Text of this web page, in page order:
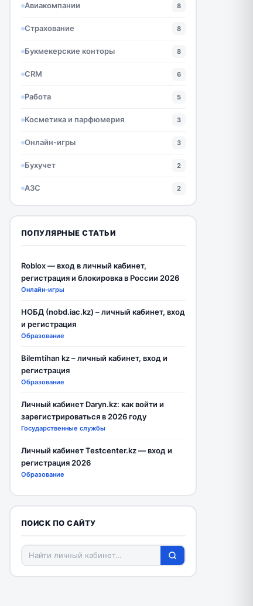
Авиакомпании 8
Страхование 8
Букмекерские конторы 8
CRM 6
Работа 5
Косметика и парфюмерия 3
Онлайн-игры 3
Бухучет 2
АЗС 2
ПОПУЛЯРНЫЕ СТАТЬИ
Roblox — вход в личный кабинет,
регистрация и блокировка в России 2026
Онлайн-игры
НОБД (nobd.iac.kz) – личный кабинет, вход
и регистрация
Образование
Bilemtihan kz – личный кабинет, вход и
регистрация
Образование
Личный кабинет Daryn.kz: как войти и
зарегистрироваться в 2026 году
Государственные службы
Личный кабинет Testcenter.kz — вход и
регистрация 2026
Образование
ПОИСК ПО САЙТУ